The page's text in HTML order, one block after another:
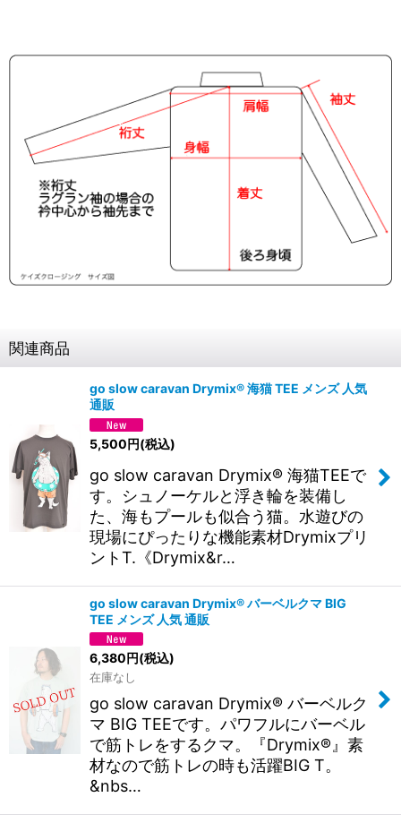
関連商品
go slow caravan Drymix® 海猫 TEE メンズ 人気
通販
5,500円(税込)
go slow caravan Drymix® 海猫TEEで
す。シュノーケルと浮き輪を装備し
た、海もプールも似合う猫。水遊びの
現場にぴったりな機能素材Drymixプリ
ントT.《Drymix&r…
go slow caravan Drymix® バーベルクマ BIG
TEE メンズ 人気 通販
6,380円(税込)
在庫なし
go slow caravan Drymix® バーベルク
マ BIG TEEです。パワフルにバーベル
で筋トレをするクマ。『Drymix®』素
材なので筋トレの時も活躍BIG T。
&nbs…